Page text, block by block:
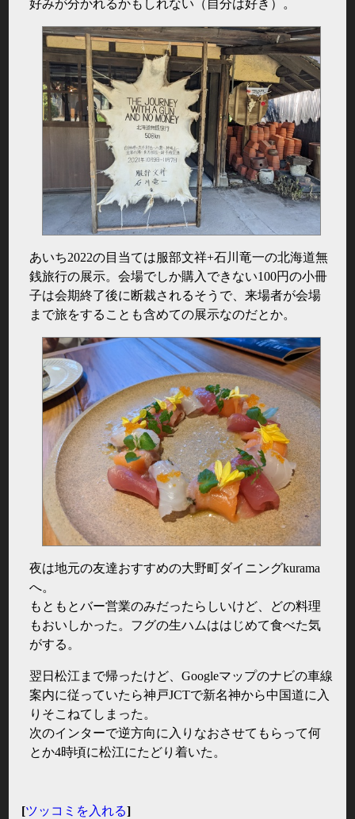
好みが分かれるかもしれない（自分は好き）。
あいち2022の目当ては服部文祥+石川竜一の北海道無
銭旅行の展示。会場でしか購入できない100円の小冊
子は会期終了後に断裁されるそうで、来場者が会場
まで旅をすることも含めての展示なのだとか。
夜は地元の友達おすすめの大野町ダイニングkurama
へ。
もともとバー営業のみだったらしいけど、どの料理
もおいしかった。フグの生ハムははじめて食べた気
がする。
翌日松江まで帰ったけど、Googleマップのナビの車線
案内に従っていたら神戸JCTで新名神から中国道に入
りそこねてしまった。
次のインターで逆方向に入りなおさせてもらって何
とか4時頃に松江にたどり着いた。
[ツッコミを入れる]